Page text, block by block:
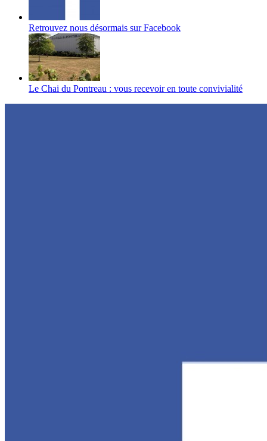
Retrouvez nous désormais sur Facebook
Le Chai du Pontreau : vous recevoir en toute convivialité